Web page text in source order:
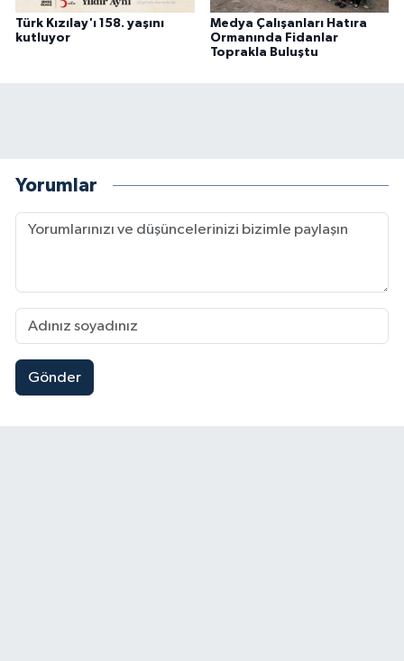
Türk Kızılay'ı 158. yaşını
kutluyor
Medya Çalışanları Hatıra
Ormanında Fidanlar
Toprakla Buluştu
Yorumlar
Gönder